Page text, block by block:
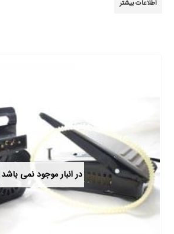
اطلاعات بیشتر
در انبار موجود نمی باشد